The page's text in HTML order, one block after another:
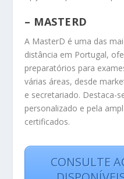
– MASTERD
A MasterD é uma das
distância em Portugal,
preparatórios para
várias áreas, desde
e secretariado. Destaca-
personalizado e pela
certificados.
CONSULTE